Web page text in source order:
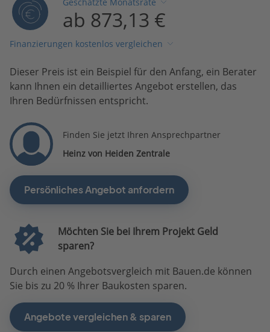
ab 873,13 €
Finanzierungen kostenlos vergleichen
Dieser Preis ist ein Beispiel für den Anfang, ein Berater
kann Ihnen ein detailliertes Angebot erstellen, das
Ihren Bedürfnissen entspricht.
Finden Sie jetzt Ihren Ansprechpartner
Heinz von Heiden Zentrale
Persönliches Angebot anfordern
Möchten Sie bei Ihrem Projekt Geld
sparen?
Durch einen Angebotsvergleich mit Bauen.de können
Sie bis zu 20 % Ihrer Baukosten sparen.
Angebote vergleichen & sparen